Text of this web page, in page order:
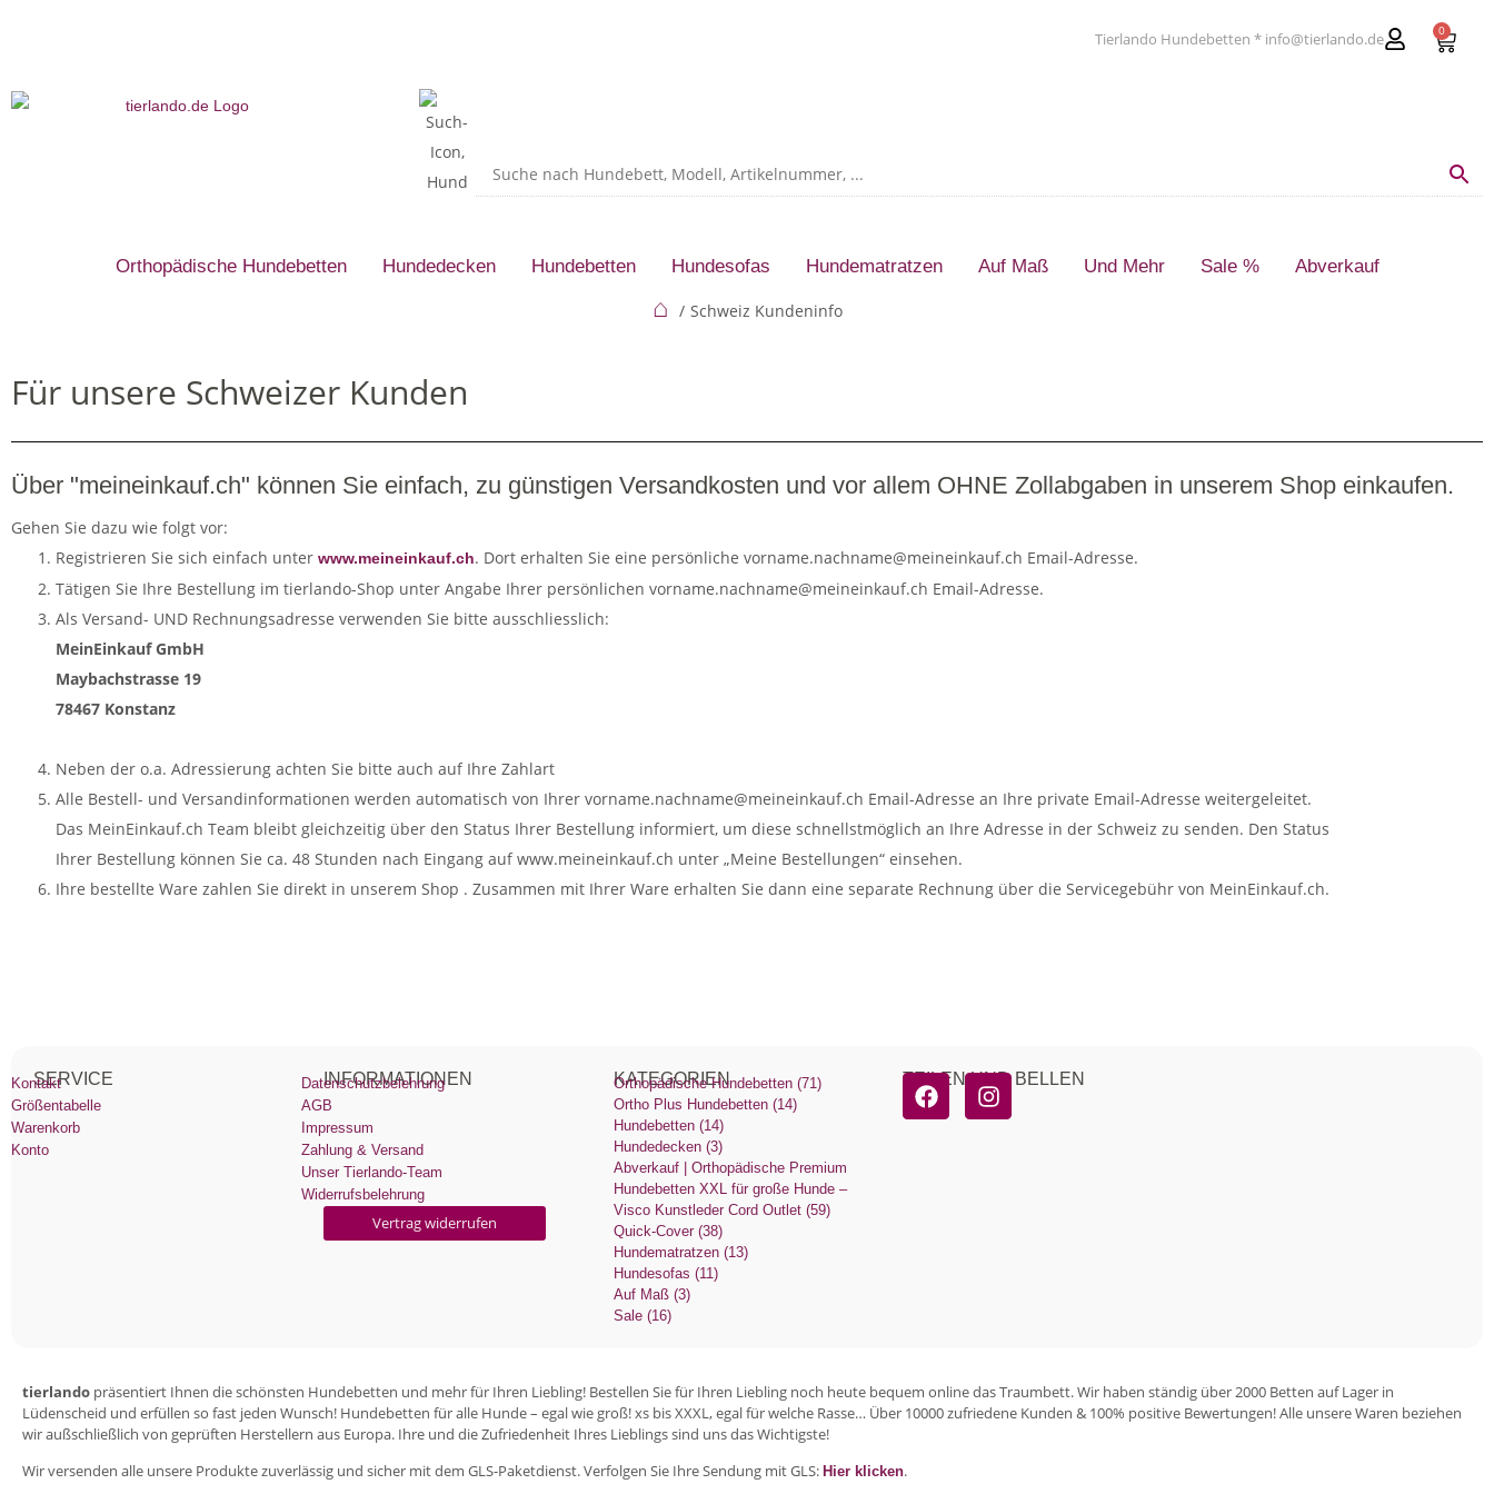
Tierlando Hundebetten * info@tierlando.de 0
Orthopädische Hundebetten Hundedecken Hundebetten Hundesofas Hundematratzen Auf Maß Und Mehr Sale % Abverkauf
⌂ Schweiz Kundeninfo
Für unsere Schweizer Kunden
Über "meineinkauf.ch" können Sie einfach, zu günstigen Versandkosten und vor allem OHNE Zollabgaben in unserem Shop einkaufen.
Gehen Sie dazu wie folgt vor:
Registrieren Sie sich einfach unter www.meineinkauf.ch. Dort erhalten Sie eine persönliche vorname.nachname@meineinkauf.ch Email-Adresse.
Tätigen Sie Ihre Bestellung im tierlando-Shop unter Angabe Ihrer persönlichen vorname.nachname@meineinkauf.ch Email-Adresse.
Als Versand- UND Rechnungsadresse verwenden Sie bitte ausschliesslich:
MeinEinkauf GmbH
Maybachstrasse 19
78467 Konstanz
Neben der o.a. Adressierung achten Sie bitte auch auf Ihre Zahlart
Alle Bestell- und Versandinformationen werden automatisch von Ihrer vorname.nachname@meineinkauf.ch Email-Adresse an Ihre private Email-Adresse weitergeleitet.
Das MeinEinkauf.ch Team bleibt gleichzeitig über den Status Ihrer Bestellung informiert, um diese schnellstmöglich an Ihre Adresse in der Schweiz zu senden. Den Status
Ihrer Bestellung können Sie ca. 48 Stunden nach Eingang auf www.meineinkauf.ch unter „Meine Bestellungen“ einsehen.
Ihre bestellte Ware zahlen Sie direkt in unserem Shop . Zusammen mit Ihrer Ware erhalten Sie dann eine separate Rechnung über die Servicegebühr von MeinEinkauf.ch.
SERVICE
Kontakt
Größentabelle
Warenkorb
Konto
INFORMATIONEN
Datenschutzbelehrung
AGB
Impressum
Zahlung & Versand
Unser Tierlando-Team
Widerrufsbelehrung
Vertrag widerrufen
KATEGORIEN
Orthopädische Hundebetten (71)
Ortho Plus Hundebetten (14)
Hundebetten (14)
Hundedecken (3)
Abverkauf | Orthopädische Premium
Hundebetten XXL für große Hunde –
Visco Kunstleder Cord Outlet (59)
Quick-Cover (38)
Hundematratzen (13)
Hundesofas (11)
Auf Maß (3)
Sale (16)
TEILEN UND BELLEN
tierlando präsentiert Ihnen die schönsten Hundebetten und mehr für Ihren Liebling! Bestellen Sie für Ihren Liebling noch heute bequem online das Traumbett. Wir haben ständig über 2000 Betten auf Lager in
Lüdenscheid und erfüllen so fast jeden Wunsch! Hundebetten für alle Hunde – egal wie groß! xs bis XXXL, egal für welche Rasse… Über 10000 zufriedene Kunden & 100% positive Bewertungen! Alle unsere Waren beziehen
wir außschließlich von geprüften Herstellern aus Europa. Ihre und die Zufriedenheit Ihres Lieblings sind uns das Wichtigste!
Wir versenden alle unsere Produkte zuverlässig und sicher mit dem GLS-Paketdienst. Verfolgen Sie Ihre Sendung mit GLS: Hier klicken.